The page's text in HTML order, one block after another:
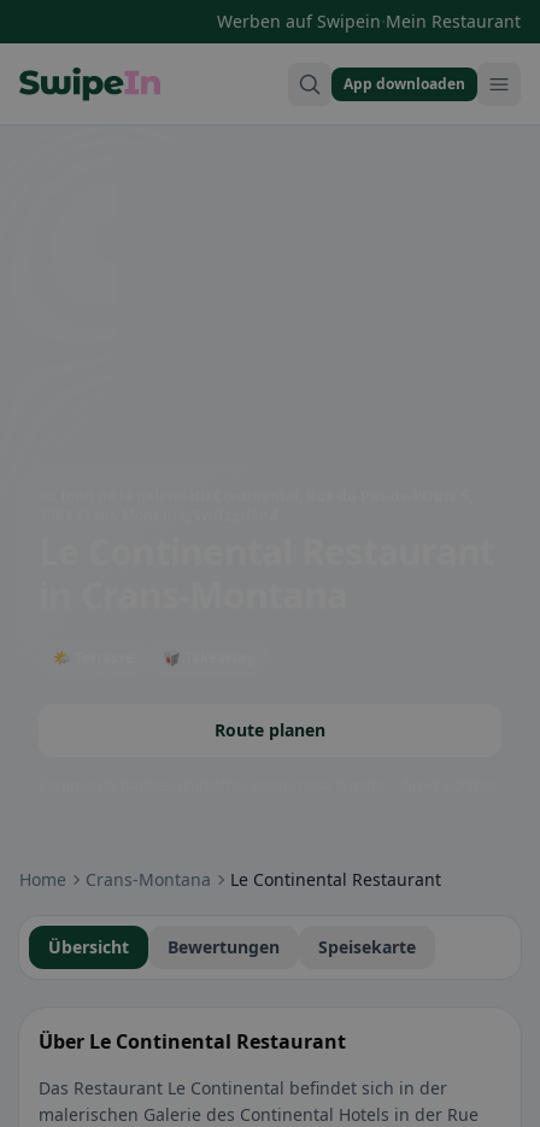
Werben auf Swipein·Mein Restaurant
App downloaden
🌤 Terrasse 🥡 Takeaway
Route planen
Home Crans-Montana Le Continental Restaurant
Übersicht Bewertungen Speisekarte
Über Le Continental Restaurant
Das Restaurant Le Continental befindet sich in der
malerischen Galerie des Continental Hotels in der Rue